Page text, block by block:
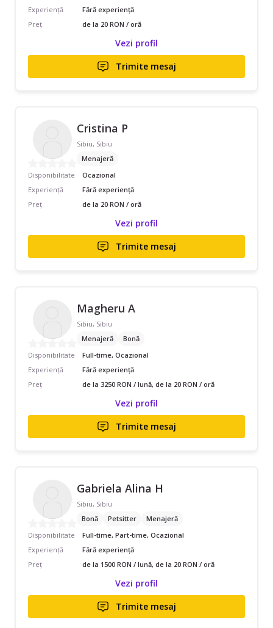
Experiență
Fără experiență
Preț
de la 20 RON / oră
Vezi profil
Trimite mesaj
Cristina P
Sibiu, Sibiu
Menajeră
Disponibilitate
Ocazional
Experiență
Fără experiență
Preț
de la 20 RON / oră
Vezi profil
Trimite mesaj
Magheru A
Sibiu, Sibiu
Menajeră
Bonă
Disponibilitate
Full-time, Ocazional
Experiență
Fără experiență
Preț
de la 3250 RON / lună, de la 20 RON / oră
Vezi profil
Trimite mesaj
Gabriela Alina H
Sibiu, Sibiu
Bonă
Petsitter
Menajeră
Disponibilitate
Full-time, Part-time, Ocazional
Experiență
Fără experiență
Preț
de la 1500 RON / lună, de la 20 RON / oră
Vezi profil
Trimite mesaj